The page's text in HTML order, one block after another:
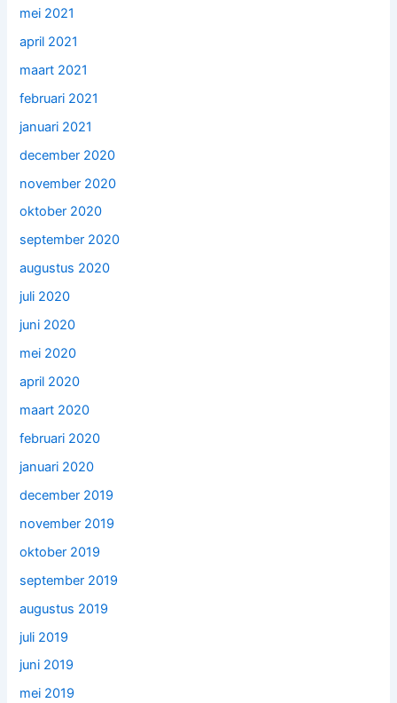
mei 2021
april 2021
maart 2021
februari 2021
januari 2021
december 2020
november 2020
oktober 2020
september 2020
augustus 2020
juli 2020
juni 2020
mei 2020
april 2020
maart 2020
februari 2020
januari 2020
december 2019
november 2019
oktober 2019
september 2019
augustus 2019
juli 2019
juni 2019
mei 2019